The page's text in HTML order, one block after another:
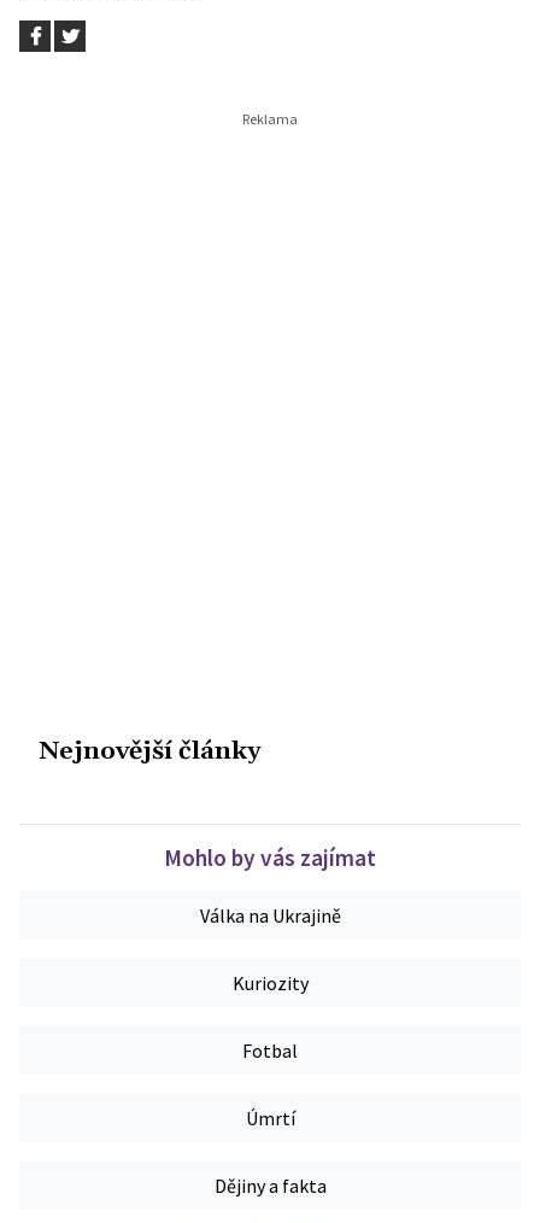
Nejnovější články
Mohlo by vás zajímat
Válka na Ukrajině
Kuriozity
Fotbal
Úmrtí
Dějiny a fakta